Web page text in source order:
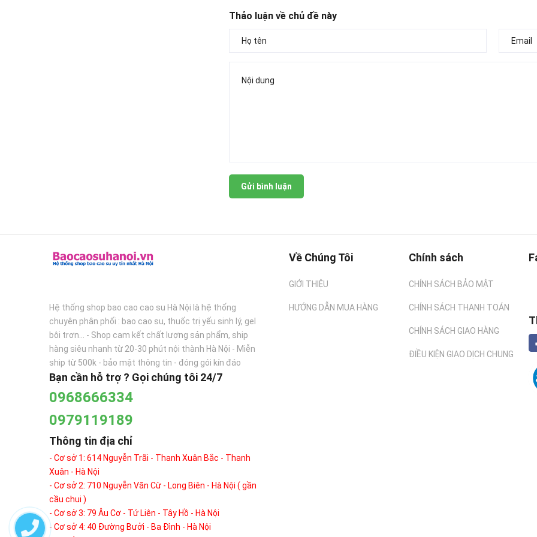
Thảo luận về chủ đề này
Gửi bình luận
Hệ thống shop bao cao cao su Hà Nội là hệ thống
chuyên phân phối : bao cao su, thuốc trị yếu sinh lý, gel
bôi trơn... - Shop cam kết chất lượng sản phẩm, ship
hàng siêu nhanh từ 20-30 phút nội thành Hà Nội - Miễn
ship từ 500k - bảo mật thông tin - đóng gói kín đáo
Bạn cần hỗ trợ ? Gọi chúng tôi 24/7
0968666334
0979119189
Thông tin địa chỉ
- Cơ sở 1: 614 Nguyễn Trãi - Thanh Xuân Bắc - Thanh
Xuân - Hà Nội
- Cơ sở 2: 710 Nguyễn Văn Cừ - Long Biên - Hà Nội ( gần
cầu chui )
- Cơ sở 3: 79 Âu Cơ - Tứ Liên - Tây Hồ - Hà Nội
- Cơ sở 4: 40 Đường Bưởi - Ba Đình - Hà Nội
Về Chúng Tôi
GIỚI THIỆU
HƯỚNG DẪN MUA HÀNG
Chính sách
CHÍNH SÁCH BẢO MẬT
CHÍNH SÁCH THANH TOÁN
CHÍNH SÁCH GIAO HÀNG
ĐIỀU KIỆN GIAO DỊCH CHUNG